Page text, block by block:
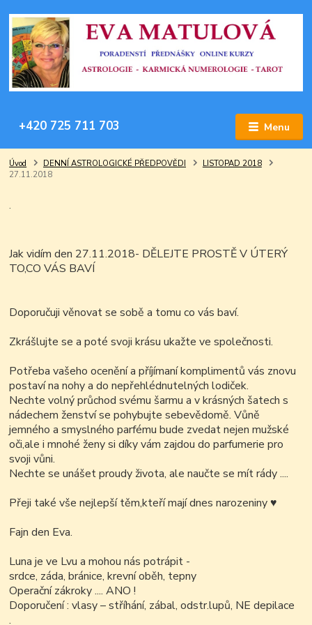
Menu
+420 725 711 703
Úvod DENNÍ ASTROLOGICKÉ PŘEDPOVĚDI
LISTOPAD 2018
27.11.2018
.
Jak vidím den 27.11.2018- DĚLEJTE PROSTĚ V ÚTERÝ
TO,CO VÁS BAVÍ
Doporučuji věnovat se sobě a tomu co vás baví.
Zkrášlujte se a poté svoji krásu ukažte ve společnosti.
Potřeba vašeho ocenění a příjímaní komplimentů vás znovu
postaví na nohy a do nepřehlédnutelných lodiček.
Nechte volný průchod svému šarmu a v krásných šatech s
nádechem ženství se pohybujte sebevědomě. Vůně
jemného a smyslného parfému bude zvedat nejen mužské
oči,ale i mnohé ženy si díky vám zajdou do parfumerie pro
svoji vůni.
Nechte se unášet proudy života, ale naučte se mít rády ....
Přeji také vše nejlepší těm,kteří mají dnes narozeniny♥
Fajn den Eva.
Luna je ve Lvu a mohou nás potrápit -
srdce, záda, bránice, krevní oběh, tepny
Operační zákroky .... ANO !
Doporučení : vlasy – stříhání, zábal, odstr.lupů, NE depilace
.